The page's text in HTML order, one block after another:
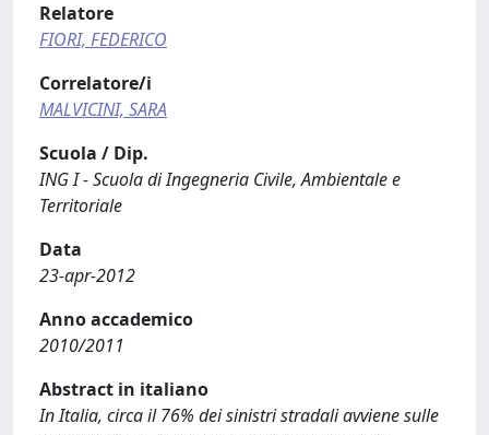
Relatore
FIORI, FEDERICO
Correlatore/i
MALVICINI, SARA
Scuola / Dip.
ING I - Scuola di Ingegneria Civile, Ambientale e
Territoriale
Data
23-apr-2012
Anno accademico
2010/2011
Abstract in italiano
In Italia, circa il 76% dei sinistri stradali avviene sulle